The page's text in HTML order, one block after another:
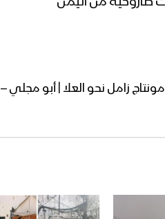
مونتاج زامل نحو العلا | أبو مجلي – 1442هـ